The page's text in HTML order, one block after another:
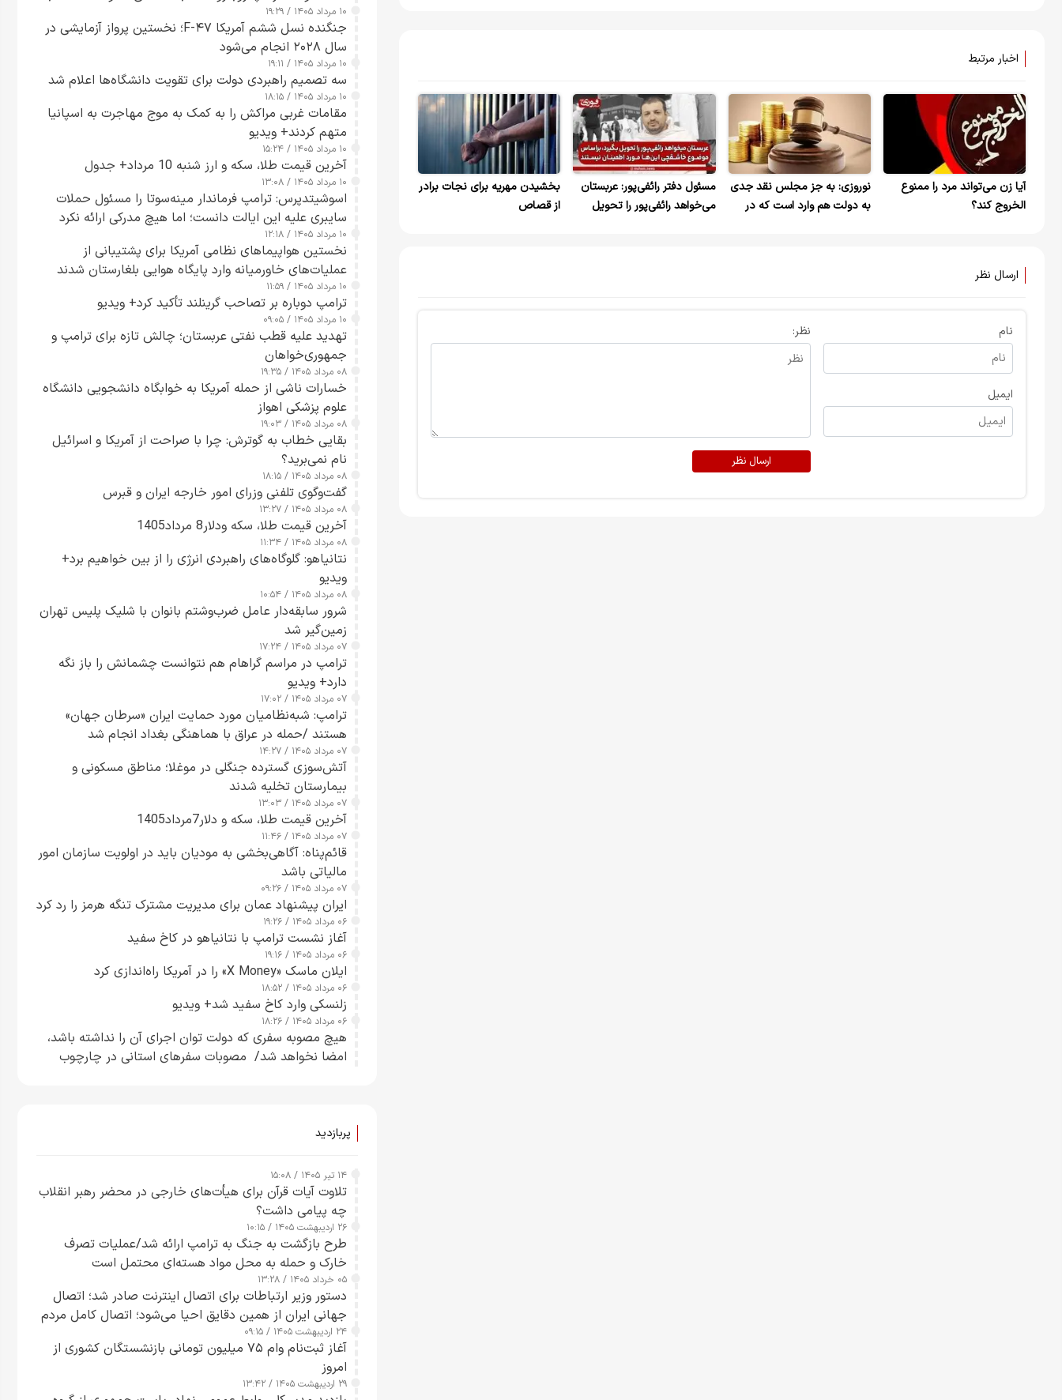
اخبار مرتبط
آیا زن می‌تواند مرد را ممنوع
الخروج کند؟
نوروزی: به جز مجلس نقد جدی
به دولت هم وارد است که در
مسئول دفتر رائفی‌پور: عربستان
می‌خواهد رائفی‌پور را تحویل
بخشیدن مهریه برای نجات برادر
از قصاص
ارسال نظر
نام
ایمیل
نظر:
ارسال نظر
اقدام می‌زند
۱۰ مرداد ۱۴۰۵ / ۱۹:۲۹
جنگنده نسل ششم آمریکا F-۴۷؛ نخستین پرواز آزمایشی در
سال ۲۰۲۸ انجام می‌شود
۱۰ مرداد ۱۴۰۵ / ۱۹:۱۱
سه تصمیم راهبردی دولت برای تقویت دانشگاه‌ها اعلام شد
۱۰ مرداد ۱۴۰۵ / ۱۸:۱۵
مقامات غربی مراکش را به کمک به موج مهاجرت به اسپانیا
متهم کردند+ ویدیو
۱۰ مرداد ۱۴۰۵ / ۱۵:۲۴
آخرین قیمت طلا، سکه و ارز شنبه 10 مرداد+ جدول
۱۰ مرداد ۱۴۰۵ / ۱۳:۰۸
اسوشیتدپرس: ترامپ فرماندار مینه‌سوتا را مسئول حملات
سایبری علیه این ایالت دانست؛ اما هیچ مدرکی ارائه نکرد
۱۰ مرداد ۱۴۰۵ / ۱۲:۱۸
نخستین هواپیماهای نظامی آمریکا برای پشتیبانی از
عملیات‌های خاورمیانه وارد پایگاه هوایی بلغارستان شدند
۱۰ مرداد ۱۴۰۵ / ۱۱:۵۹
ترامپ دوباره بر تصاحب گرینلند تأکید کرد+ ویدیو
۱۰ مرداد ۱۴۰۵ / ۰۹:۰۵
تهدید علیه قطب نفتی عربستان؛ چالش تازه برای ترامپ و
جمهوری‌خواهان
۰۸ مرداد ۱۴۰۵ / ۱۹:۳۵
خسارات ناشی از حمله آمریکا به خوابگاه دانشجویی دانشگاه
علوم پزشکی اهواز
۰۸ مرداد ۱۴۰۵ / ۱۹:۰۳
بقایی خطاب به گوترش: چرا با صراحت از آمریکا و اسرائیل
نام نمی‌برید؟
۰۸ مرداد ۱۴۰۵ / ۱۸:۱۵
گفت‌وگوی تلفنی وزرای امور خارجه ایران و قبرس
۰۸ مرداد ۱۴۰۵ / ۱۳:۲۷
آخرین قیمت طلا، سکه ودلار8 مرداد1405
۰۸ مرداد ۱۴۰۵ / ۱۱:۳۴
نتانیاهو: گلوگاه‌های راهبردی انرژی را از بین خواهیم برد+
ویدیو
۰۸ مرداد ۱۴۰۵ / ۱۰:۵۴
شرور سابقه‌دار عامل ضرب‌وشتم بانوان با شلیک پلیس تهران
زمین‌گیر شد
۰۷ مرداد ۱۴۰۵ / ۱۷:۲۴
ترامپ در مراسم گراهام هم نتوانست چشمانش را باز نگه
دارد+ ویدیو
۰۷ مرداد ۱۴۰۵ / ۱۷:۰۲
ترامپ: شبه‌نظامیان مورد حمایت ایران «سرطان جهان»
هستند /حمله در عراق با هماهنگی بغداد انجام شد
۰۷ مرداد ۱۴۰۵ / ۱۴:۲۷
آتش‌سوزی گسترده جنگلی در موغلا؛ مناطق مسکونی و
بیمارستان تخلیه شدند
۰۷ مرداد ۱۴۰۵ / ۱۳:۰۳
آخرین قیمت طلا، سکه و دلار7مرداد1405
۰۷ مرداد ۱۴۰۵ / ۱۱:۴۶
قائم‌پناه: آگاهی‌بخشی به مودیان باید در اولویت سازمان امور
مالیاتی باشد
۰۷ مرداد ۱۴۰۵ / ۰۹:۲۶
ایران پیشنهاد عمان برای مدیریت مشترک تنگه هرمز را رد کرد
۰۶ مرداد ۱۴۰۵ / ۱۹:۲۶
آغاز نشست ترامپ با نتانیاهو در کاخ سفید
۰۶ مرداد ۱۴۰۵ / ۱۹:۱۶
ایلان ماسک «X Money» را در آمریکا راه‌اندازی کرد
۰۶ مرداد ۱۴۰۵ / ۱۸:۵۲
زلنسکی وارد کاخ سفید شد+ ویدیو
۰۶ مرداد ۱۴۰۵ / ۱۸:۲۶
هیچ مصوبه سفری که دولت توان اجرای آن را نداشته باشد،
امضا نخواهد شد/ مصوبات سفرهای استانی در چارچوب
پربازدید
۱۴ تیر ۱۴۰۵ / ۱۵:۰۸
تلاوت آیات قرآن برای هیأت‌های خارجی در محضر رهبر انقلاب
چه پیامی داشت؟
۲۶ اردیبهشت ۱۴۰۵ / ۱۰:۱۵
طرح‌ بازگشت به جنگ به ترامپ ارائه شد/عملیات تصرف
خارک و حمله به محل مواد هسته‌ای محتمل است
۰۵ خرداد ۱۴۰۵ / ۱۳:۲۸
دستور وزیر ارتباطات برای اتصال اینترنت صادر شد؛ اتصال
جهانی ایران از همین دقایق احیا می‌شود؛ اتصال کامل مردم
تا ۲۴ ساعت آینده
۲۴ اردیبهشت ۱۴۰۵ / ۰۹:۱۵
آغاز ثبت‌نام وام ۷۵ میلیون تومانی بازنشستگان کشوری از
امروز
۲۹ اردیبهشت ۱۴۰۵ / ۱۳:۴۲